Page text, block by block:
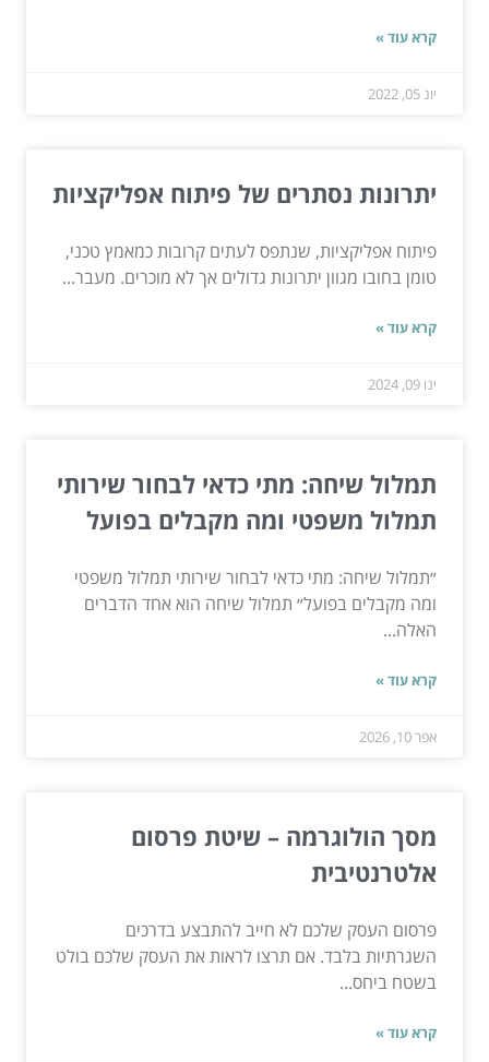
קרא עוד »
יונ 05, 2022
יתרונות נסתרים של פיתוח אפליקציות
פיתוח אפליקציות, שנתפס לעתים קרובות כמאמץ טכני,
טומן בחובו מגוון יתרונות גדולים אך לא מוכרים. מעבר...
קרא עוד »
ינו 09, 2024
תמלול שיחה: מתי כדאי לבחור שירותי
תמלול משפטי ומה מקבלים בפועל
״תמלול שיחה: מתי כדאי לבחור שירותי תמלול משפטי
ומה מקבלים בפועל״ תמלול שיחה הוא אחד הדברים
האלה...
קרא עוד »
אפר 10, 2026
מסך הולוגרמה – שיטת פרסום
אלטרנטיבית
פרסום העסק שלכם לא חייב להתבצע בדרכים
השגרתיות בלבד. אם תרצו לראות את העסק שלכם בולט
בשטח ביחס...
קרא עוד »